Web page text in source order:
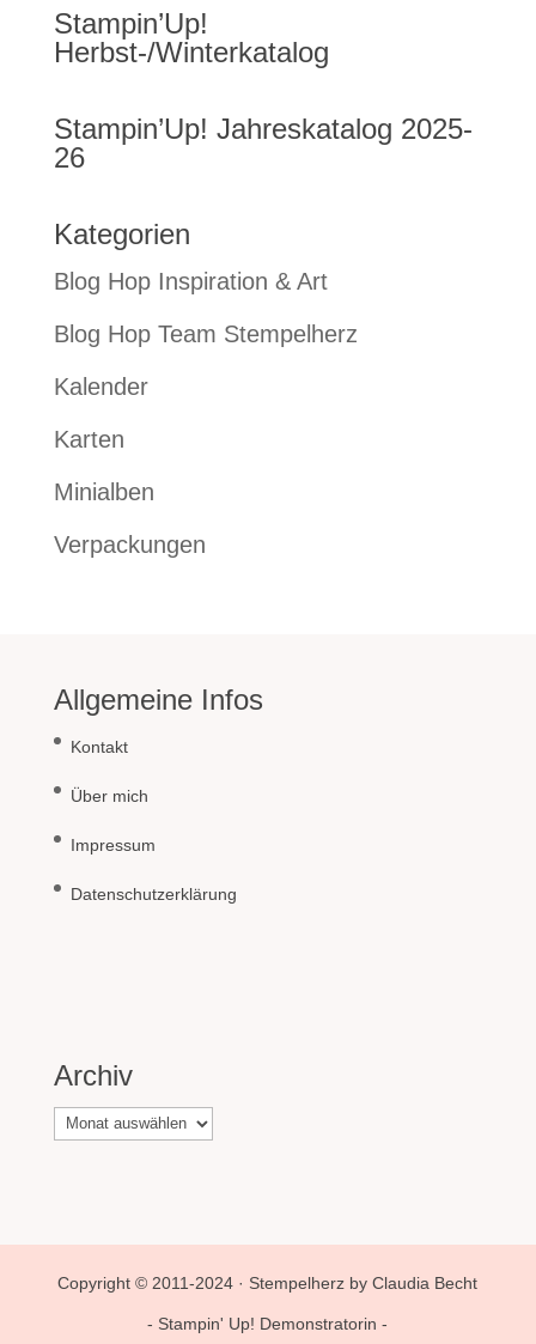
Stampin’Up!
Herbst-/Winterkatalog
Stampin’Up! Jahreskatalog 2025-
26
Kategorien
Blog Hop Inspiration & Art
Blog Hop Team Stempelherz
Kalender
Karten
Minialben
Verpackungen
Allgemeine Infos
Kontakt
Über mich
Impressum
Datenschutzerklärung
Archiv
Archiv
Copyright © 2011-2024 · Stempelherz by Claudia Becht
- Stampin' Up! Demonstratorin -